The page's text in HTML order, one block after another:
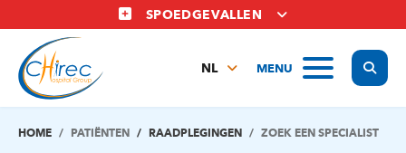
en
naar
inhoud
gaan
SPOEDGEVALLEN
MENU
NL
EN
HOME PATIËNTEN RAADPLEGINGEN ZOEK EEN SPECIALIST